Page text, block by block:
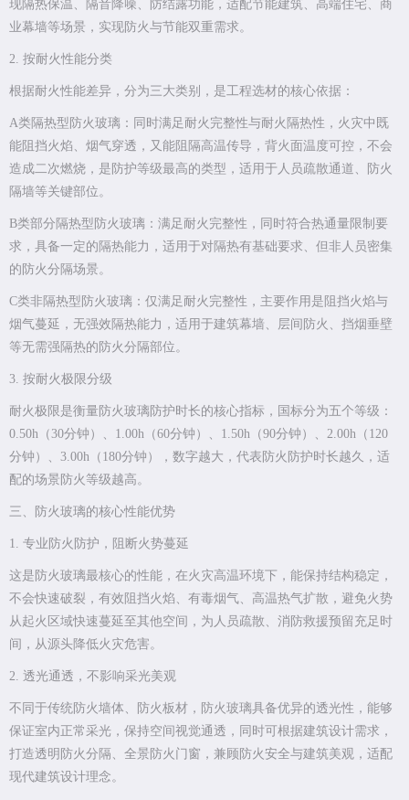
现隔热保温、隔音降噪、防结露功能，适配节能建筑、高端住宅、商
业幕墙等场景，实现防火与节能双重需求。
2. 按耐火性能分类
根据耐火性能差异，分为三大类别，是工程选材的核心依据：
A类隔热型防火玻璃：同时满足耐火完整性与耐火隔热性，火灾中既
能阻挡火焰、烟气穿透，又能阻隔高温传导，背火面温度可控，不会
造成二次燃烧，是防护等级最高的类型，适用于人员疏散通道、防火
隔墙等关键部位。
B类部分隔热型防火玻璃：满足耐火完整性，同时符合热通量限制要
求，具备一定的隔热能力，适用于对隔热有基础要求、但非人员密集
的防火分隔场景。
C类非隔热型防火玻璃：仅满足耐火完整性，主要作用是阻挡火焰与
烟气蔓延，无强效隔热能力，适用于建筑幕墙、层间防火、挡烟垂壁
等无需强隔热的防火分隔部位。
3. 按耐火极限分级
耐火极限是衡量防火玻璃防护时长的核心指标，国标分为五个等级：
0.50h（30分钟）、1.00h（60分钟）、1.50h（90分钟）、2.00h（120
分钟）、3.00h（180分钟），数字越大，代表防火防护时长越久，适
配的场景防火等级越高。
三、防火玻璃的核心性能优势
1. 专业防火防护，阻断火势蔓延
这是防火玻璃最核心的性能，在火灾高温环境下，能保持结构稳定，
不会快速破裂，有效阻挡火焰、有毒烟气、高温热气扩散，避免火势
从起火区域快速蔓延至其他空间，为人员疏散、消防救援预留充足时
间，从源头降低火灾危害。
2. 透光通透，不影响采光美观
不同于传统防火墙体、防火板材，防火玻璃具备优异的透光性，能够
保证室内正常采光，保持空间视觉通透，同时可根据建筑设计需求，
打造透明防火分隔、全景防火门窗，兼顾防火安全与建筑美观，适配
现代建筑设计理念。